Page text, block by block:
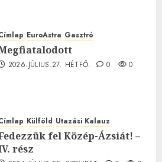
EuroAstra Gasztró
2026.JÚLIUS.27. HÉTFŐ. 0 0
Külföld Utazási Kalauz
fel Közép-Ázsiát! –
rész